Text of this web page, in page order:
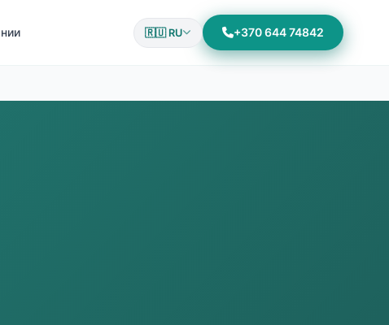
🇷🇺 RU +370 644 74842